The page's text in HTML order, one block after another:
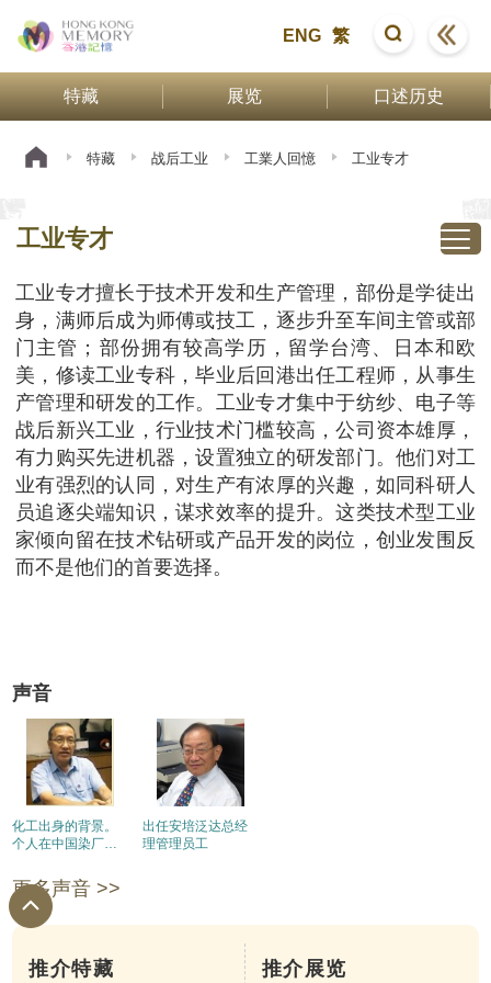
ENG 繁
特藏 展览 口述历史
特藏 战后工业 工業人回憶 工业专才
工业专才
工业专才擅长于技术开发和生产管理，部份是学徒出
身，满师后成为师傅或技工，逐步升至车间主管或部
门主管；部份拥有较高学历，留学台湾、日本和欧
美，修读工业专科，毕业后回港出任工程师，从事生
产管理和研发的工作。工业专才集中于纺纱、电子等
战后新兴工业，行业技术门槛较高，公司资本雄厚，
有力购买先进机器，设置独立的研发部门。他们对工
业有强烈的认同，对生产有浓厚的兴趣，如同科研人
员追逐尖端知识，谋求效率的提升。这类技术型工业
家倾向留在技术钻研或产品开发的岗位，创业发围反
而不是他们的首要选择。
声音
化工出身的背景。
个人在中国染厂的
人员的学历和事业
出任安培泛达总经
理管理员工
更多声音 >>
推介特藏 推介展览